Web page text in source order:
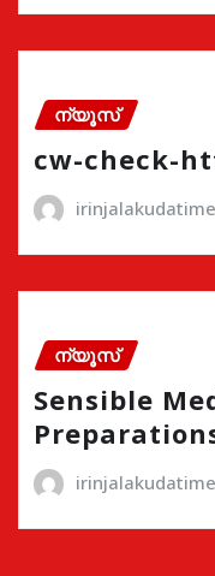
ന്യൂസ്
cw-check-
ന്യൂസ്
Sensible